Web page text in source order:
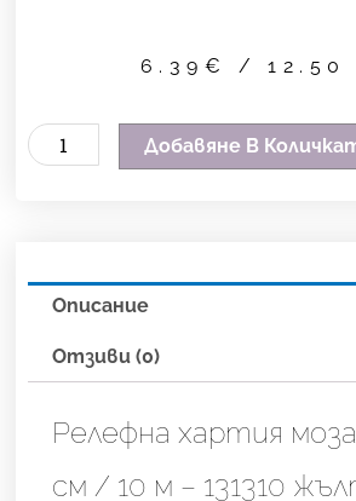
6.39 € / 12.50
количество
мозайка
см
Добавяне В
Описание
Отзиви (0)
Релефна хартия
см / 10 м – 131310